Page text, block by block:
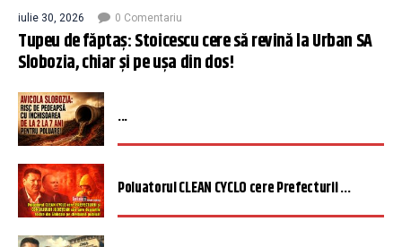
iulie 30, 2026 0 Comentariu
Tupeu de făptaș: Stoicescu cere să revină la Urban SA
Slobozia, chiar și pe ușa din dos!
...
Poluatorul CLEAN CYCLO cere Prefecturii ...